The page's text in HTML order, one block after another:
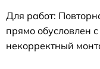
Для работ:
прямо обусловлен
некорректный